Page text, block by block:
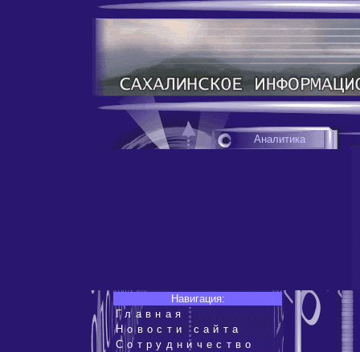
Аналитика
Навигация:
Главная
Новости сайта
Сотрудничество